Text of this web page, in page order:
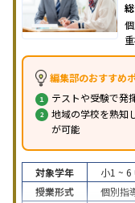
編集部のおすすめ
テストや受験で発
地域の学校を熟知
が可能
対象学年 小1 ~ 6
授業形式
個別指